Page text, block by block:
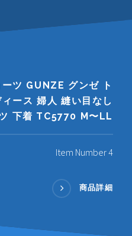
ツ GUNZE グンゼ ト
ース 婦人 縫い目なし
下着 TC5770 M〜LL
Item Number 4
商品詳細